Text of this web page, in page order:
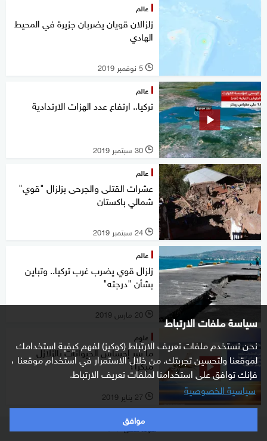
سياسة ملفات الارتباط
نحن نستخدم ملفات تعريف الارتباط (كوكيز) لفهم كيفية استخدامك
لموقعنا ولتحسين تجربتك. من خلال الاستمرار في استخدام موقعنا ،
فإنك توافق على استخدامنا لملفات تعريف الارتباط.
سياسية الخصوصية
موافق
عالم
زلزالان قويان يضربان جزيرة في المحيط
الهادي
l 5 نوفمبر 2019
عالم
تركيا.. ارتفاع عدد الهزات الارتدادية
l 30 سبتمبر 2019
عالم
عشرات القتلى والجرحى بزلزال "قوي"
شمالي باكستان
l 24 سبتمبر 2019
عالم
زلزال قوي يضرب غرب تركيا.. وتباين
بشأن "درجته"
l 20 مارس 2019
علوم
ما سر إحساس الحيوانات بالزلازل
مبكرا؟
l 27 يناير 2019
العودة للأعلى